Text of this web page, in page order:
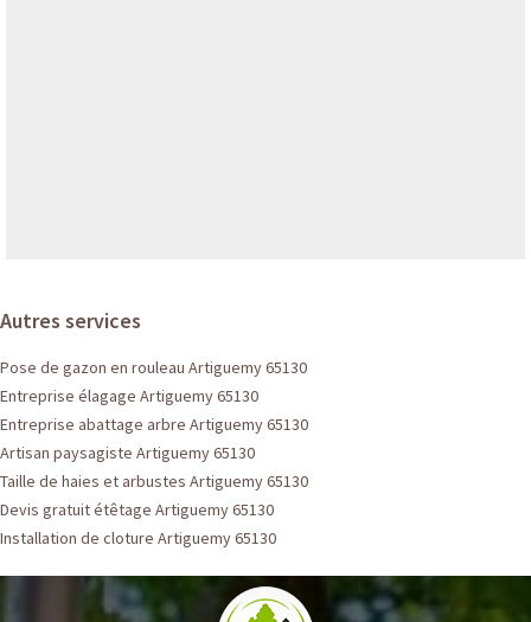
Autres services
Pose de gazon en rouleau Artiguemy 65130
Entreprise élagage Artiguemy 65130
Entreprise abattage arbre Artiguemy 65130
Artisan paysagiste Artiguemy 65130
Taille de haies et arbustes Artiguemy 65130
Devis gratuit étêtage Artiguemy 65130
Installation de cloture Artiguemy 65130